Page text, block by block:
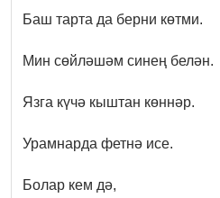
Баш тарта да берни көтми.
Мин сөйләшәм синең белән.
Язга күчә кыштан көннәр.
Урамнарда фетнә исе.
Болар кем дә,